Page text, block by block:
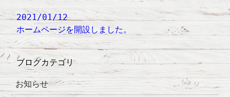
2021/01/12
ホームページを開設しました。
ブログカテゴリ
お知らせ